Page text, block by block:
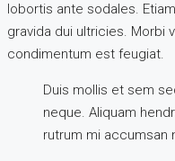
lobortis ante sodales.
gravida dui ultricies. Morbi
condimentum est feugiat.
Duis mollis et sem
neque. Aliquam
rutrum mi accumsan